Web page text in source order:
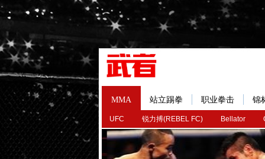
MMA
UFC 锐力搏(REBEL FC) Bellator
站立踢拳 职业拳击 锦